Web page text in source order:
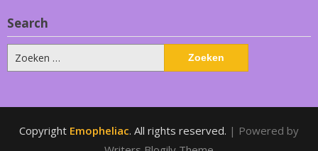
Search
Zoeken
naar:
Copyright Emopheliac. All rights reserved. | Powered by